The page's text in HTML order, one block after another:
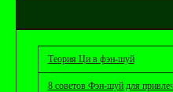
Теория Ци в фэн-шуй
8 советов Фэн-шуй для